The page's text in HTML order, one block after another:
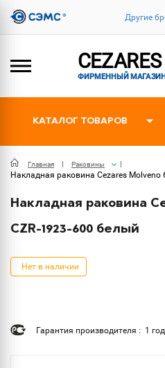
Другие
CEZARES
ФИРМЕННЫЙ
КАТАЛОГ ТОВАРОВ
Главная Раковины
Накладная раковина Cezares Molveno
Накладная раковина
CZR-1923-600 белый
Нет в наличии
Гарантия производителя : 1 год